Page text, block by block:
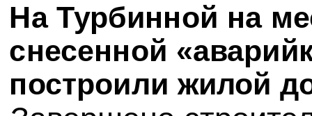
На Турбинной на
снесенной
построили жилой